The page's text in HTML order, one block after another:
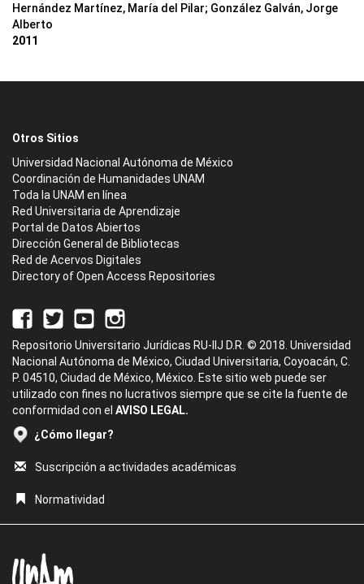
Hernández Martínez, María del Pilar; González Galván, Jorge
Alberto
2011
Otros Sitios
Universidad Nacional Autónoma de México
Coordinación de Humanidades UNAM
Toda la UNAM en línea
Red Universitaria de Aprendizaje
Portal de Datos Abiertos
Dirección General de Bibliotecas
Red de Acervos Digitales
Directory of Open Access Repositories
Repositorio Universitario Jurídicas RU-IIJ D.R. © 2018. Universidad
Nacional Autónoma de México, Ciudad Universitaria, Coyoacán, C.
P. 04510, Ciudad de México, México. Este sitio web puede ser
utilizado con fines no lucrativos siempre que se cite la fuente de
conformidad con el AVISO LEGAL.
¿Cómo llegar?
Suscripción a actividades académicas
Normatividad